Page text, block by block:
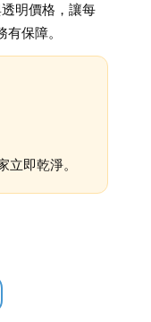
明價格，讓每
保障。
立即乾淨。